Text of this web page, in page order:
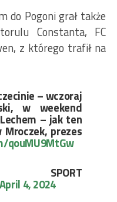
do Pogoni grał także
Constanta, FC
z którego trafił na
– wczoraj
w weekend
– jak ten
Mroczek, prezes
April 4, 2024